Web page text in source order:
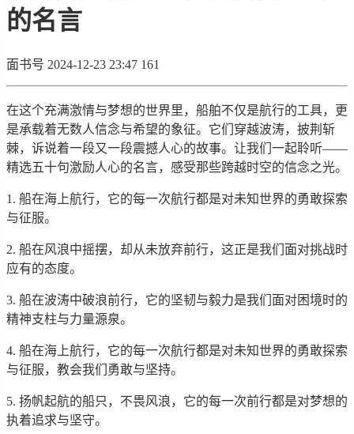
的名言
面书号 2024-12-23 23:47 161
在这个充满激情与梦想的世界里，船舶不仅是航行的工具，更
是承载着无数人信念与希望的象征。它们穿越波涛，披荆斩
棘，诉说着一段又一段震撼人心的故事。让我们一起聆听——
精选五十句激励人心的名言，感受那些跨越时空的信念之光。
1. 船在海上航行，它的每一次航行都是对未知世界的勇敢探索
与征服。
2. 船在风浪中摇摆，却从未放弃前行，这正是我们面对挑战时
应有的态度。
3. 船在波涛中破浪前行，它的坚韧与毅力是我们面对困境时的
精神支柱与力量源泉。
4. 船在海上航行，它的每一次航行都是对未知世界的勇敢探索
与征服，教会我们勇敢与坚持。
5. 扬帆起航的船只，不畏风浪，它的每一次前行都是对梦想的
执着追求与坚守。